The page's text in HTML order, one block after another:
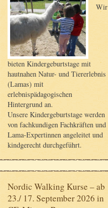
Wir
bieten Kindergeburtstage mit
hautnahen Natur- und Tiererlebnis
(Lamas) mit
erlebnispädagogischen
Hintergrund an.
Unsere Kindergeburtstage werden
von fachkundigen Fachkräften und
Lama-Expertinnen angeleitet und
kindgerecht durchgeführt.
Nordic Walking Kurse – ab
23./ 17. September 2026 in